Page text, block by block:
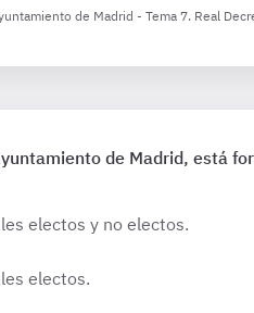
de Madrid - Tema 7. Real
de Madrid, está
electos y no electos.
electos.